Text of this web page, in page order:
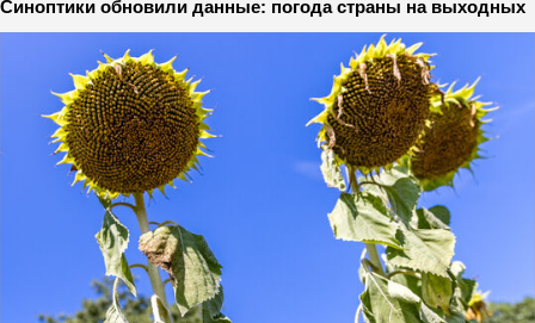
Синоптики обновили данные: погода страны на выходных